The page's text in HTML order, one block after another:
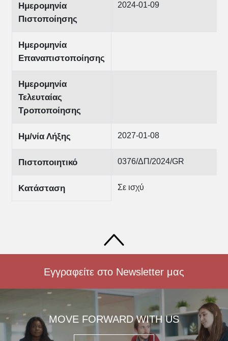
Ημερομηνία
Πιστοποίησης
2024-01-09
Ημερομηνία
Επαναπιστοποίησης
Ημερομηνία
Τελευταίας
Τροποποίησης
Ημ/νία Λήξης 2027-01-08
Πιστοποιητικό 0376/ΔΠ/2024/GR
Κατάσταση Σε ισχύ
Εγγραφείτε στο Newsletter μας
MOVE FORWARD WITH US